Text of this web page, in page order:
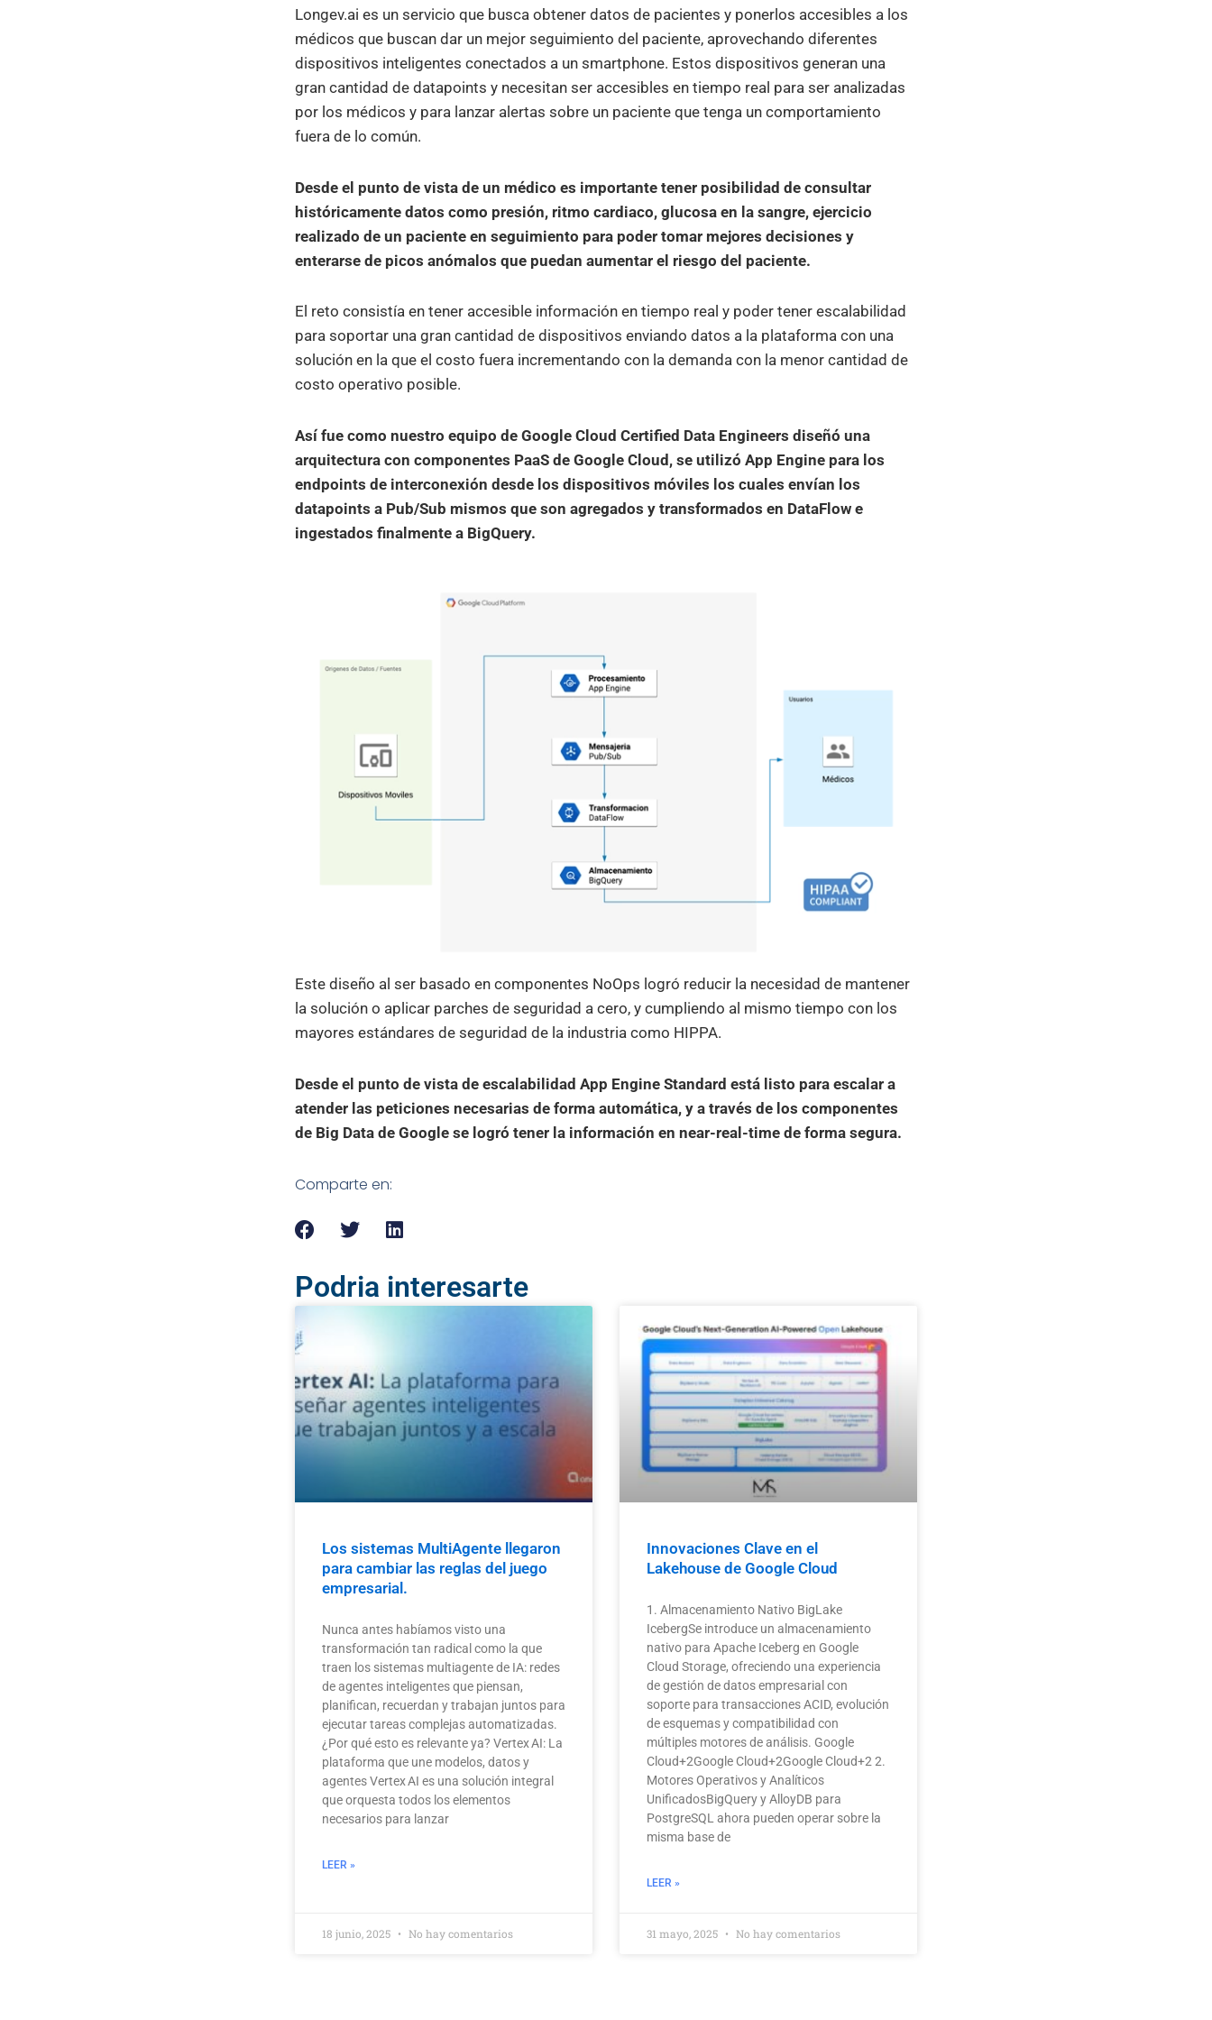
Longev.ai es un servicio que busca obtener datos de pacientes y ponerlos accesibles a los
médicos que buscan dar un mejor seguimiento del paciente, aprovechando diferentes
dispositivos inteligentes conectados a un smartphone. Estos dispositivos generan una
gran cantidad de datapoints y necesitan ser accesibles en tiempo real para ser analizadas
por los médicos y para lanzar alertas sobre un paciente que tenga un comportamiento
fuera de lo común.
Desde el punto de vista de un médico es importante tener posibilidad de consultar
históricamente datos como presión, ritmo cardiaco, glucosa en la sangre, ejercicio
realizado de un paciente en seguimiento para poder tomar mejores decisiones y
enterarse de picos anómalos que puedan aumentar el riesgo del paciente.
El reto consistía en tener accesible información en tiempo real y poder tener escalabilidad
para soportar una gran cantidad de dispositivos enviando datos a la plataforma con una
solución en la que el costo fuera incrementando con la demanda con la menor cantidad de
costo operativo posible.
Así fue como nuestro equipo de Google Cloud Certified Data Engineers diseñó una
arquitectura con componentes PaaS de Google Cloud, se utilizó App Engine para los
endpoints de interconexión desde los dispositivos móviles los cuales envían los
datapoints a Pub/Sub mismos que son agregados y transformados en DataFlow e
ingestados finalmente a BigQuery.
Este diseño al ser basado en componentes NoOps logró reducir la necesidad de mantener
la solución o aplicar parches de seguridad a cero, y cumpliendo al mismo tiempo con los
mayores estándares de seguridad de la industria como HIPPA.
Desde el punto de vista de escalabilidad App Engine Standard está listo para escalar a
atender las peticiones necesarias de forma automática, y a través de los componentes
de Big Data de Google se logró tener la información en near-real-time de forma segura.
Comparte en:
Podria interesarte
Los sistemas MultiAgente llegaron
para cambiar las reglas del juego
empresarial.
Nunca antes habíamos visto una
transformación tan radical como la que
traen los sistemas multiagente de IA: redes
de agentes inteligentes que piensan,
planifican, recuerdan y trabajan juntos para
ejecutar tareas complejas automatizadas.
¿Por qué esto es relevante ya? Vertex AI: La
plataforma que une modelos, datos y
agentes Vertex AI es una solución integral
que orquesta todos los elementos
necesarios para lanzar
LEER »
18 junio, 2025 No hay comentarios
Innovaciones Clave en el
Lakehouse de Google Cloud
1. Almacenamiento Nativo BigLake
IcebergSe introduce un almacenamiento
nativo para Apache Iceberg en Google
Cloud Storage, ofreciendo una experiencia
de gestión de datos empresarial con
soporte para transacciones ACID, evolución
de esquemas y compatibilidad con
múltiples motores de análisis. Google
Cloud+2Google Cloud+2Google Cloud+2 2.
Motores Operativos y Analíticos
UnificadosBigQuery y AlloyDB para
PostgreSQL ahora pueden operar sobre la
misma base de
LEER »
31 mayo, 2025 No hay comentarios